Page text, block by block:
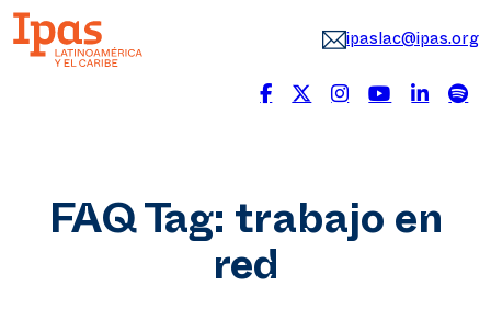
ipaslac@ipas.org
FAQ Tag: trabajo en
red